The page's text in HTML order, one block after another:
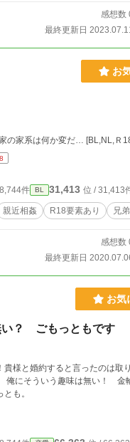
感想数
最終更新日
お
この家の家系は何か変だ… [BL,NL,
件 BL 31,413 位 / 31,413
親近相姦 R18要素あり 兄
感想数
最終更新日
お気
い？ ごもっともです
貴様と婚約すると言ったのは取
にそういう趣味は無い！ 金
も。